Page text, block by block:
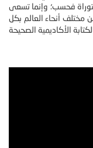
فحسب؛ وإنما تسعى
مختلف أنحاء العالم بكل